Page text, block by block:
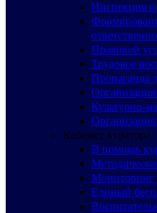
Инспекция
Правовой
Трудовое
Пропаганда
Культурно-
Кабинет куратора
В помощь
Мониторинг
Единый